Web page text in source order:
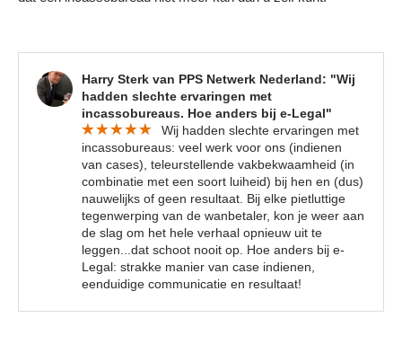
Harry Sterk van PPS Netwerk Nederland: "Wij
hadden slechte ervaringen met
incassobureaus. Hoe anders bij e-Legal"
Wij hadden slechte ervaringen met
incassobureaus: veel werk voor ons (indienen
van cases), teleurstellende vakbekwaamheid (in
combinatie met een soort luiheid) bij hen en (dus)
nauwelijks of geen resultaat. Bij elke pietluttige
tegenwerping van de wanbetaler, kon je weer aan
de slag om het hele verhaal opnieuw uit te
leggen...dat schoot nooit op. Hoe anders bij e-
Legal: strakke manier van case indienen,
eenduidige communicatie en resultaat!